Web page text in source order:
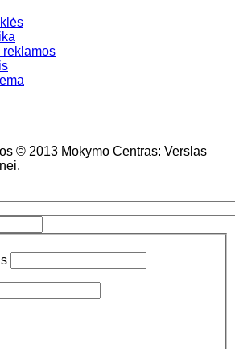
reklamos
© 2013 Mokymo Centras: Verslas